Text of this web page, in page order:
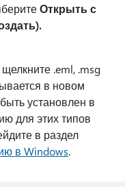
Открыть с
.eml, .msg
в новом
установлен в
для этих типов
в раздел
в Windows.